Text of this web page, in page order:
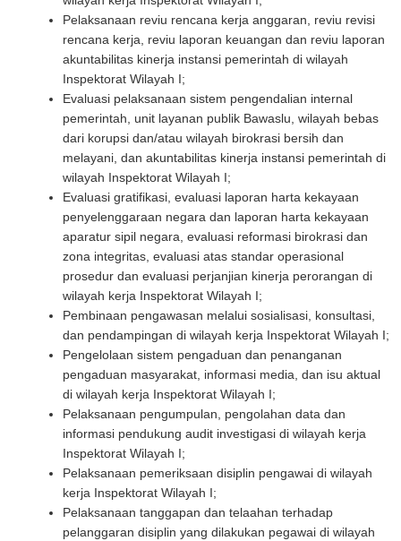
Pelaksanaan reviu rencana kerja anggaran, reviu revisi
rencana kerja, reviu laporan keuangan dan reviu laporan
akuntabilitas kinerja instansi pemerintah di wilayah
Inspektorat Wilayah I;
Evaluasi pelaksanaan sistem pengendalian internal
pemerintah, unit layanan publik Bawaslu, wilayah bebas
dari korupsi dan/atau wilayah birokrasi bersih dan
melayani, dan akuntabilitas kinerja instansi pemerintah di
wilayah Inspektorat Wilayah I;
Evaluasi gratifikasi, evaluasi laporan harta kekayaan
penyelenggaraan negara dan laporan harta kekayaan
aparatur sipil negara, evaluasi reformasi birokrasi dan
zona integritas, evaluasi atas standar operasional
prosedur dan evaluasi perjanjian kinerja perorangan di
wilayah kerja Inspektorat Wilayah I;
Pembinaan pengawasan melalui sosialisasi, konsultasi,
dan pendampingan di wilayah kerja Inspektorat Wilayah I;
Pengelolaan sistem pengaduan dan penanganan
pengaduan masyarakat, informasi media, dan isu aktual
di wilayah kerja Inspektorat Wilayah I;
Pelaksanaan pengumpulan, pengolahan data dan
informasi pendukung audit investigasi di wilayah kerja
Inspektorat Wilayah I;
Pelaksanaan pemeriksaan disiplin pengawai di wilayah
kerja Inspektorat Wilayah I;
Pelaksanaan tanggapan dan telaahan terhadap
pelanggaran disiplin yang dilakukan pegawai di wilayah